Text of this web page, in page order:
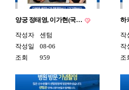
양궁 정태영, 이가현(국…
작성자
센텀
작성일
08-06
조회
959
하
작
작
조